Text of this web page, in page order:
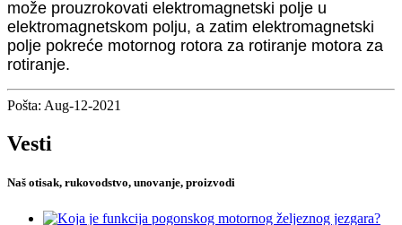
može prouzrokovati elektromagnetski polje u
elektromagnetskom polju, a zatim elektromagnetski
polje pokreće motornog rotora za rotiranje motora za
rotiranje.
Pošta: Aug-12-2021
Vesti
Naš otisak, rukovodstvo, unovanje, proizvodi